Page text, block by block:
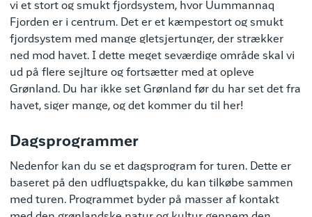
vi et stort og smukt fjordsystem, hvor Uummannaq
Fjorden er i centrum. Det er et kæmpestort og smukt
fjordsystem med mange gletsjertunger, der strækker
ned mod havet. I dette meget seværdige område skal vi
ud på flere sejlture og fortsætter med at opleve
Grønland. Du har ikke set Grønland før du har set det fra
havet, siger mange, og det kommer du til her!
Dagsprogrammer
Nedenfor kan du se et dagsprogram for turen. Dette er
baseret på den udflugtspakke, du kan tilkøbe sammen
med turen. Programmet byder på masser af kontakt